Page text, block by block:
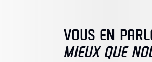
VOUS EN
MIEUX QUE